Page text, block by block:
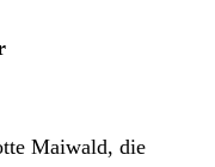
Maiwald, die